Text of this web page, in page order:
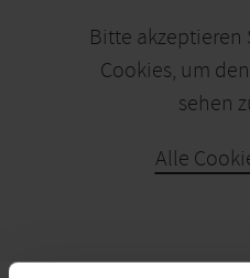
Bitte akzeptieren
Cookies, um
sehen
Alle